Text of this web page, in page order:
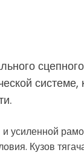
системе,
усиленной
Кузов